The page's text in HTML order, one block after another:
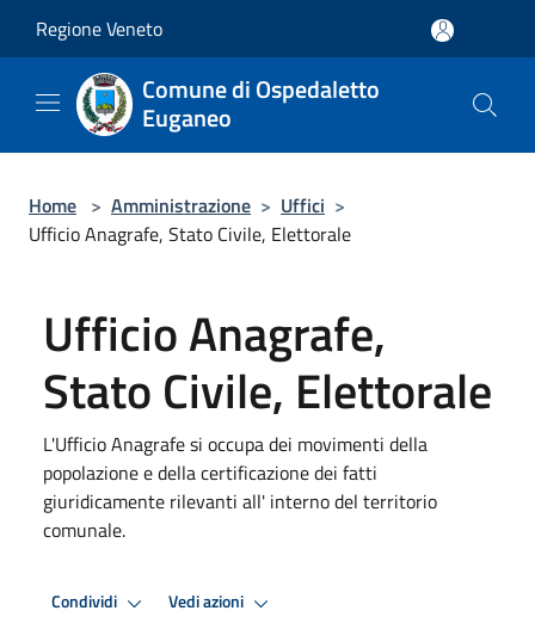
Regione Veneto
Comune di Ospedaletto
Euganeo
Home > Amministrazione > Uffici >
Ufficio Anagrafe, Stato Civile, Elettorale
Ufficio Anagrafe,
Stato Civile, Elettorale
L'Ufficio Anagrafe si occupa dei movimenti della
popolazione e della certificazione dei fatti
giuridicamente rilevanti all' interno del territorio
comunale.
Condividi Vedi azioni